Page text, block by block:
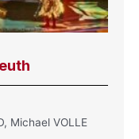
Michael VOLLE